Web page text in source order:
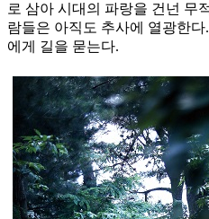
로 삼아 시대의 파랑을 건넌 무
람들은 아직도 추사에 열광한
에게 길을 묻는다.